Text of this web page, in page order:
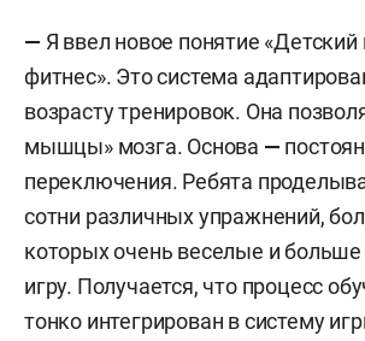
— Я ввел новое понятие
фитнес». Это система
возрасту тренировок. Она
мышцы» мозга. Основа —
переключения. Ребята
сотни различных упражнений,
которых очень веселые и
игру. Получается, что процесс
тонко интегрирован в систему